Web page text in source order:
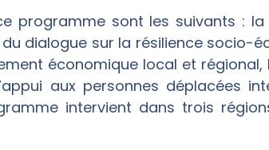
programme sont les suivants :
dialogue sur la résilience socio-
économique local et régional,
aux personnes déplacées
intervient dans trois